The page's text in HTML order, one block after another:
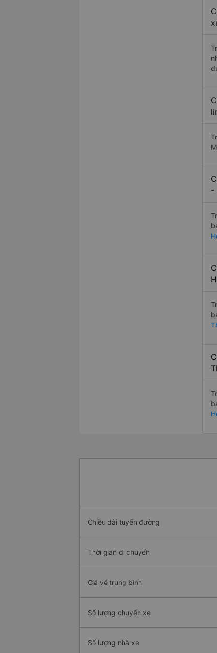
-
Chiều dài tuyến đường
Thời gian di chuyển
Giá vé trung bình
Số lượng chuyến xe
Số lượng nhà xe